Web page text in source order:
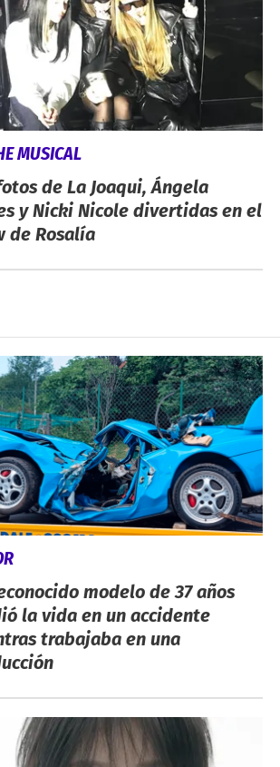
MUSICAL
de La Joaqui, Ángela
y Nicki Nicole divertidas en el
de Rosalía
modelo de 37 años
la vida en un accidente
trabajaba en una